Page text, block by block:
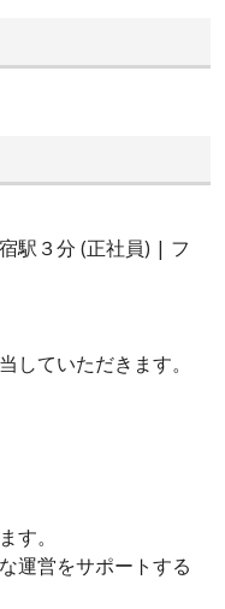
駅３分 (正社員) | フ
していただきます。
す。
運営をサポートする